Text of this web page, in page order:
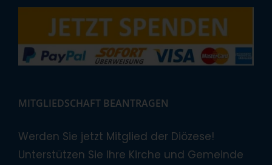
MITGLIEDSCHAFT BEANTRAGEN
Werden Sie jetzt Mitglied der Diözese!
Unterstützen Sie Ihre Kirche und Gemeinde